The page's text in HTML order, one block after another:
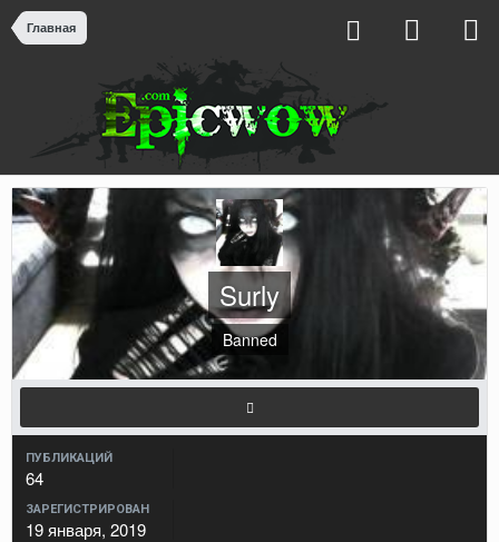
Главная
Surly
Banned
ПУБЛИКАЦИЙ
64
ЗАРЕГИСТРИРОВАН
19 января, 2019